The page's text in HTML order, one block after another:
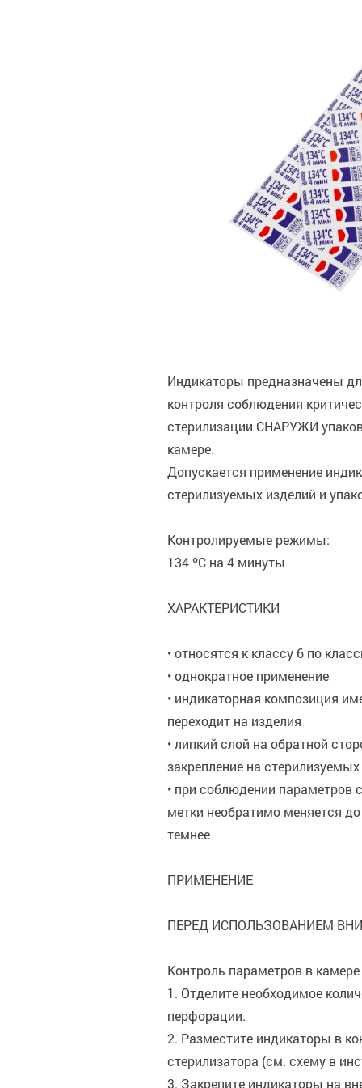
Индикаторы предназначены
контроля соблюдения
стерилизации СНАРУЖИ
камере.
Допускается применение
стерилизуемых изделий и
Контролируемые режимы:
134 ºС на 4 минуты
ХАРАКТЕРИСТИКИ
• относятся к классу 6 по
• однократное применение
• индикаторная композиция
переходит на изделия
• липкий слой на обратной
закрепление на
• при соблюдении параметров
метки необратимо меняется
темнее
ПРИМЕНЕНИЕ
ПЕРЕД ИСПОЛЬЗОВАНИЕМ
Контроль параметров в
1. Отделите необходимое
перфорации.
2. Разместите индикаторы в
стерилизатора (см. схему в
3. Закрепите индикаторы на